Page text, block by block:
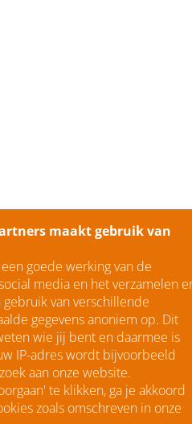
maakt gebruik van
goede werking van de
media en het verzamelen
van verschillende
gegevens anoniem op. Dit
wie jij bent en daarmee is
IP-adres wordt bijvoorbeeld
aan onze website.
te klikken, ga je akkoord
zoals omschreven in onze